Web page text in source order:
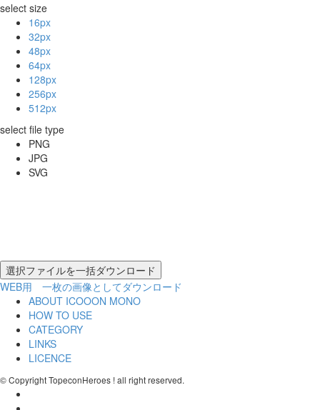
select size
16px
32px
48px
64px
128px
256px
512px
select file type
PNG
JPG
SVG
WEB用 一枚の画像としてダウンロード
ABOUT ICOOON MONO
HOW TO USE
CATEGORY
LINKS
LICENCE
© Copyright TopeconHeroes ! all right reserved.